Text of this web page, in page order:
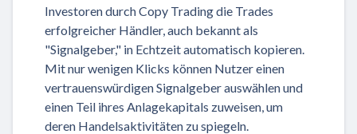
Investoren durch Copy Trading die Trades
erfolgreicher Händler, auch bekannt als
"Signalgeber," in Echtzeit automatisch kopieren.
Mit nur wenigen Klicks können Nutzer einen
vertrauenswürdigen Signalgeber auswählen und
einen Teil ihres Anlagekapitals zuweisen, um
deren Handelsaktivitäten zu spiegeln.